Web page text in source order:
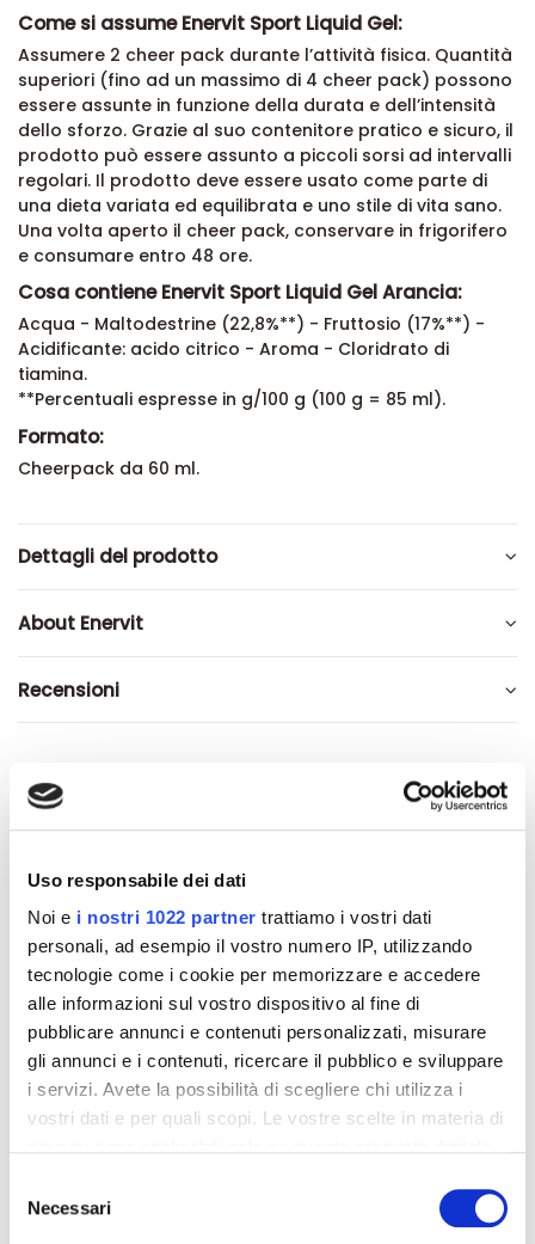
Uso responsabile dei dati
Noi e i nostri 1022 partner trattiamo i vostri dati
personali, ad esempio il vostro numero IP, utilizzando
tecnologie come i cookie per memorizzare e accedere
alle informazioni sul vostro dispositivo al fine di
pubblicare annunci e contenuti personalizzati, misurare
gli annunci e i contenuti, ricercare il pubblico e sviluppare
i servizi. Avete la possibilità di scegliere chi utilizza i
vostri dati e per quali scopi. Le vostre scelte in materia di
modificare o revocare il proprio consenso in qualsiasi
momento dalla Dichiarazione sui cookie o facendo clic
delNecessari
Come si assume Enervit Sport Liquid Gel:
Assumere 2 cheer pack durante l’attività fisica. Quantità
superiori (fino ad un massimo di 4 cheer pack) possono
essere assunte in funzione della durata e dell’intensità
dello sforzo. Grazie al suo contenitore pratico e sicuro, il
prodotto può essere assunto a piccoli sorsi ad intervalli
regolari. Il prodotto deve essere usato come parte di
una dieta variata ed equilibrata e uno stile di vita sano.
Una volta aperto il cheer pack, conservare in frigorifero
e consumare entro 48 ore.
Cosa contiene Enervit Sport Liquid Gel Arancia:
Acqua - Maltodestrine (22,8%**) - Fruttosio (17%**) -
Acidificante: acido citrico - Aroma - Cloridrato di
tiamina.
**Percentuali espresse in g/100 g (100 g = 85 ml).
Formato:
Cheerpack da 60 ml.
Dettagli del prodotto
About Enervit
Recensioni
Altri prodotti che potrebbero
interessarti